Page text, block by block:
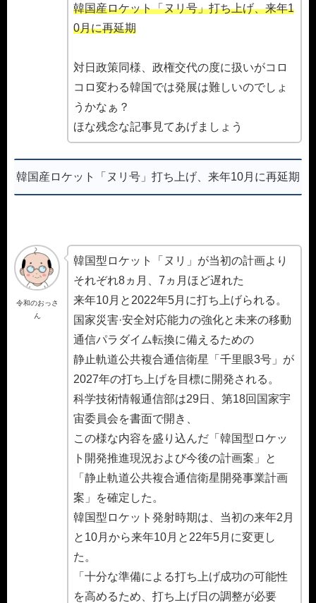
韓国産ロケット「ヌリ号」打ち上げ、来年1
0月に再延期
対日政策同様、政権交代の度に扱いがコロ
コロ変わる韓国では発展は難しいのでしょ
うかなぁ？
ほな残念な記事見てあげましょう
韓国産ロケット「ヌリ号」打ち上げ、来年10月に再延期
令和のおっさ
ん
韓国型ロケット「ヌリ」が当初の計画より
それぞれ8ヵ月、7ヵ月ほど遅れた
来年10月と2022年5月に打ち上げられる。
国家災害·安全対応能力の強化と未来の移動
通信パラダイム転換に備えるための
静止軌道公共複合通信衛星「千里眼3号」が
2027年の打ち上げを目標に開発される。
科学技術情報通信部は29日、第18回国家宇
宙委員会を書面で開き、
この様な内容を盛り込んだ「韓国型ロケッ
ト開発推進現況および今後の計画案」と
「静止軌道公共複合通信衛星開発事業計画
案」を確定した。
韓国型ロケット発射時期は、当初の来年2月
と10月から来年10月と22年5月に変更し
た。
「十分な準備による打ち上げ成功の可能性
を高めるため、打ち上げ日の調整が必要